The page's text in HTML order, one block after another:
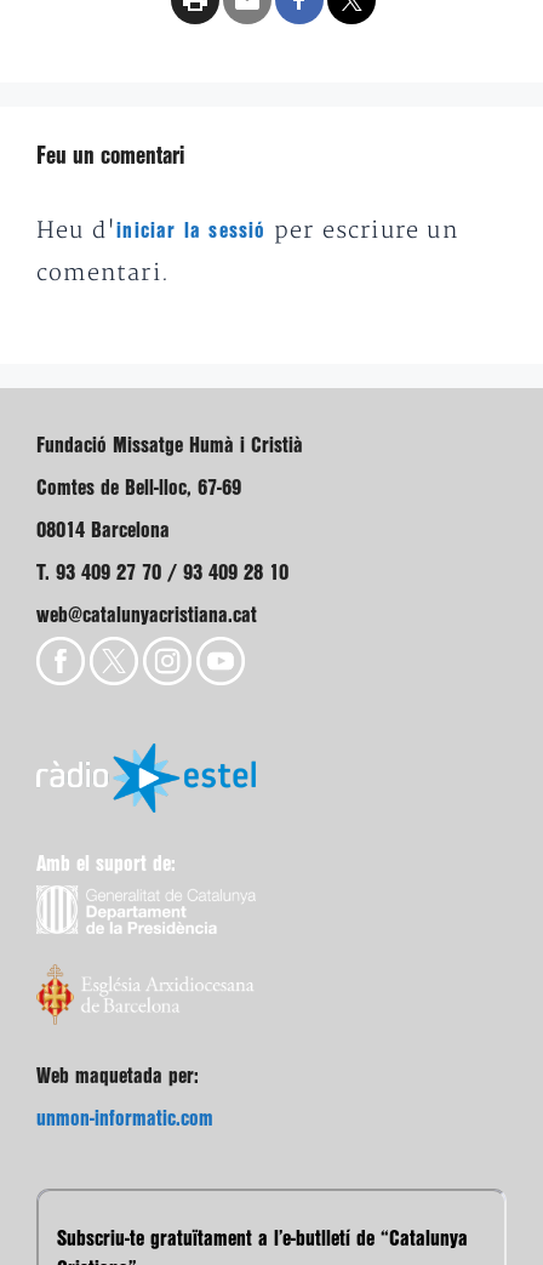
Feu un comentari
Heu d'iniciar la sessió
per escriure un
comentari.
Fundació Missatge Humà i Cristià
Comtes de Bell-lloc, 67-69
08014 Barcelona
T. 93 409 27 70 / 93 409 28 10
web@catalunyacristiana.cat
Amb el suport de:
Web maquetada per:
unmon-informatic.com
Subscriu-te gratuïtament a l’e-butlletí de “Catalunya